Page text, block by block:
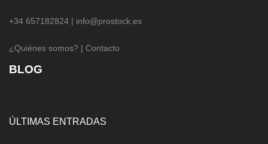
+34 657182824 | info@prostock.es
¿Quiénes somos? | Contacto
BLOG
ÚLTIMAS ENTRADAS